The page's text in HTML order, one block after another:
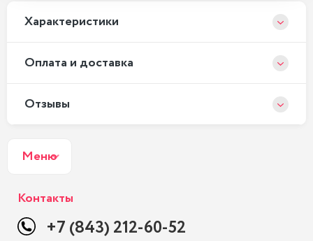
Xарактеристики
Оплата и доставка
Отзывы
Меню
Контакты
+7 (843) 212-60-52